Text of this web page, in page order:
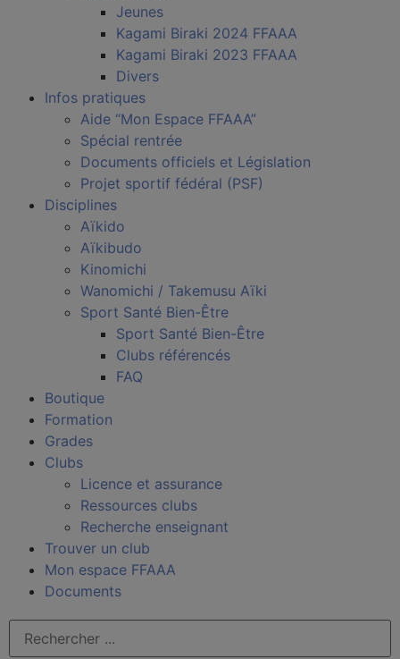
Jeunes
Kagami Biraki 2024 FFAAA
Kagami Biraki 2023 FFAAA
Divers
Infos pratiques
Aide “Mon Espace FFAAA”
Spécial rentrée
Documents officiels et Législation
Projet sportif fédéral (PSF)
Disciplines
Aïkido
Aïkibudo
Kinomichi
Wanomichi / Takemusu Aïki
Sport Santé Bien-Être
Sport Santé Bien-Être
Clubs référencés
FAQ
Boutique
Formation
Grades
Clubs
Licence et assurance
Ressources clubs
Recherche enseignant
Trouver un club
Mon espace FFAAA
Documents